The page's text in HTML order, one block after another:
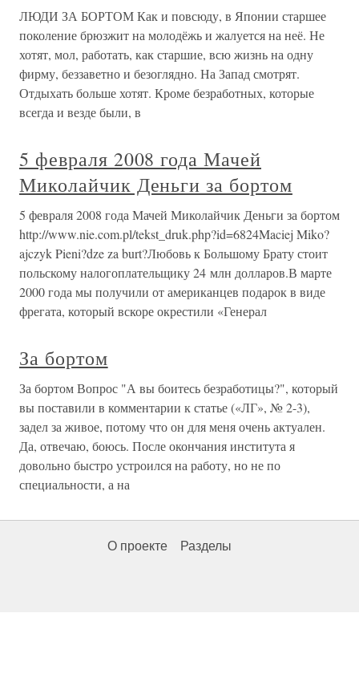
ЛЮДИ ЗА БОРТОМ Как и повсюду, в Японии старшее
поколение брюзжит на молодёжь и жалуется на неё. Не
хотят, мол, работать, как старшие, всю жизнь на одну
фирму, беззаветно и безоглядно. На Запад смотрят.
Отдыхать больше хотят. Кроме безработных, которые
всегда и везде были, в
5 февраля 2008 года Мачей
Миколайчик Деньги за бортом
5 февраля 2008 года Мачей Миколайчик Деньги за бортом
http://www.nie.com.pl/tekst_druk.php?id=6824Maciej Miko?
ajczyk Pieni?dze za burt?Любовь к Большому Брату стоит
польскому налогоплательщику 24 млн долларов.В марте
2000 года мы получили от американцев подарок в виде
фрегата, который вскоре окрестили «Генерал
За бортом
За бортом Вопрос "А вы боитесь безработицы?", который
вы поставили в комментарии к статье («ЛГ», № 2-3),
задел за живое, потому что он для меня очень актуален.
Да, отвечаю, боюсь. После окончания института я
довольно быстро устроился на работу, но не по
специальности, а на
О проекте Разделы